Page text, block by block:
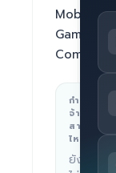
Mobile
Game
Company
กำลัง
จ้าง
สาย
ไหน
ยัง